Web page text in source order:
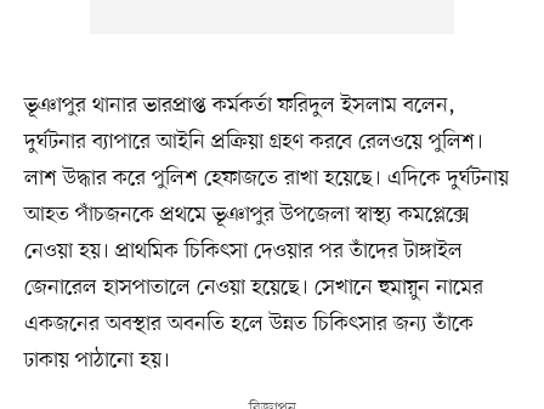
ভূঞাপুর থানার ভারপ্রাপ্ত কর্মকর্তা ফরিদুল ইসলাম বলেন,
দুর্ঘটনার ব্যাপারে আইনি প্রক্রিয়া গ্রহণ করবে রেলওয়ে পুলিশ।
লাশ উদ্ধার করে পুলিশ হেফাজতে রাখা হয়েছে। এদিকে দুর্ঘটনায়
আহত পাঁচজনকে প্রথমে ভূঞাপুর উপজেলা স্বাস্থ্য কমপ্লেক্সে
নেওয়া হয়। প্রাথমিক চিকিৎসা দেওয়ার পর তাঁদের টাঙ্গাইল
জেনারেল হাসপাতালে নেওয়া হয়েছে। সেখানে হুমায়ুন নামের
একজনের অবস্থার অবনতি হলে উন্নত চিকিৎসার জন্য তাঁকে
ঢাকায় পাঠানো হয়।